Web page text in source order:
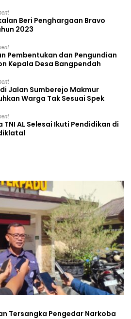
Beri Penghargaan Bravo
2023
Pembentukan dan Pengundian
Kepala Desa Bangpendah
Jalan Sumberejo Makmur
Warga Tak Sesuai Spek
TNI AL Selesai Ikuti Pendidikan di
Tersangka Pengedar Narkoba